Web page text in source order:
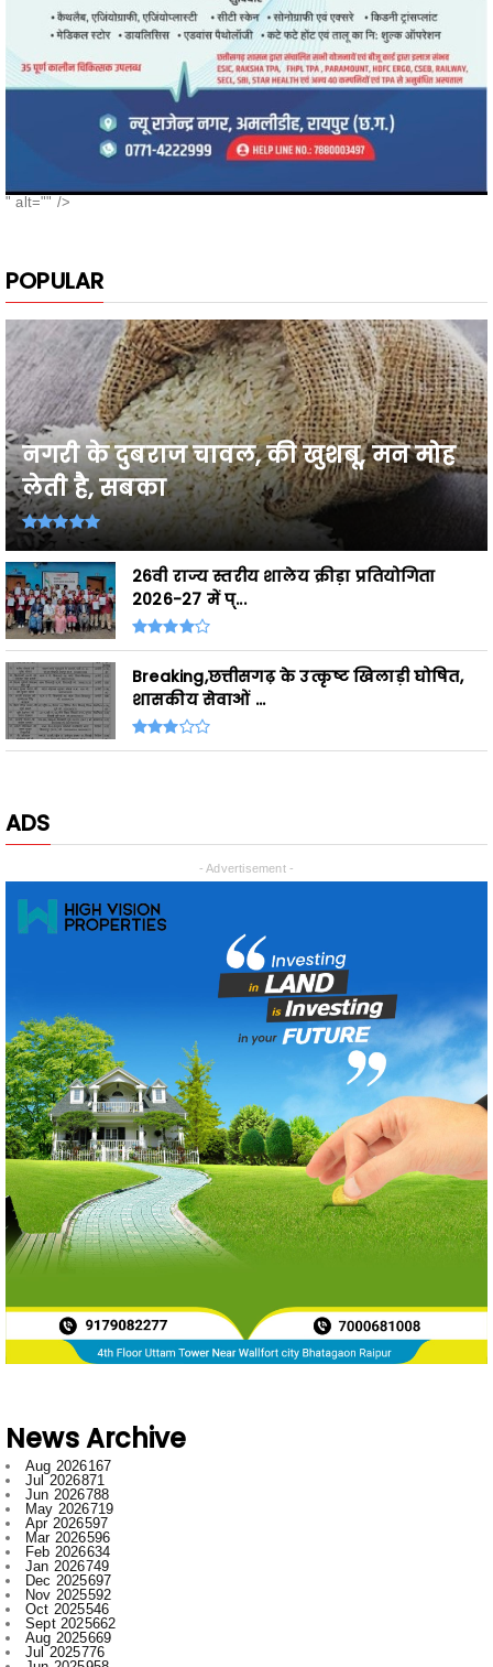
" alt="" />
POPULAR
नगरी के दुबराज चावल, की खुशबू, मन मोह
लेती है, सबका
26वी राज्य स्तरीय शालेय क्रीड़ा प्रतियोगिता
2026-27 में प्...
Breaking,छत्तीसगढ़ के उत्कृष्ट खिलाड़ी घोषित,
शासकीय सेवाओं ...
ADS
- Advertisement -
News Archive
Aug 2026167
Jul 2026871
Jun 2026788
May 2026719
Apr 2026597
Mar 2026596
Feb 2026634
Jan 2026749
Dec 2025697
Nov 2025592
Oct 2025546
Sept 2025662
Aug 2025669
Jul 2025776